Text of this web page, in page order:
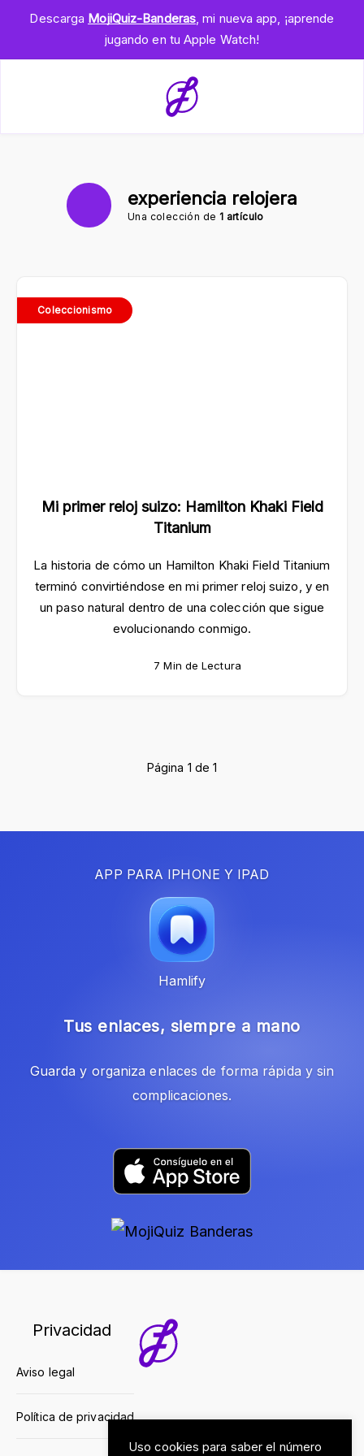
Descarga MojiQuiz-Banderas, mi nueva app, ¡aprende
jugando en tu Apple Watch!
experiencia relojera
Una colección de 1 artículo
Coleccionismo
Mi primer reloj suizo: Hamilton Khaki Field
Titanium
La historia de cómo un Hamilton Khaki Field Titanium
terminó convirtiéndose en mi primer reloj suizo, y en
un paso natural dentro de una colección que sigue
evolucionando conmigo.
7 Min de Lectura
Página 1 de 1
APP PARA IPHONE Y IPAD
Hamlify
Tus enlaces, siempre a mano
Guarda y organiza enlaces de forma rápida y sin
complicaciones.
Privacidad
Aviso legal
Política de privacidad
Uso cookies para saber el número